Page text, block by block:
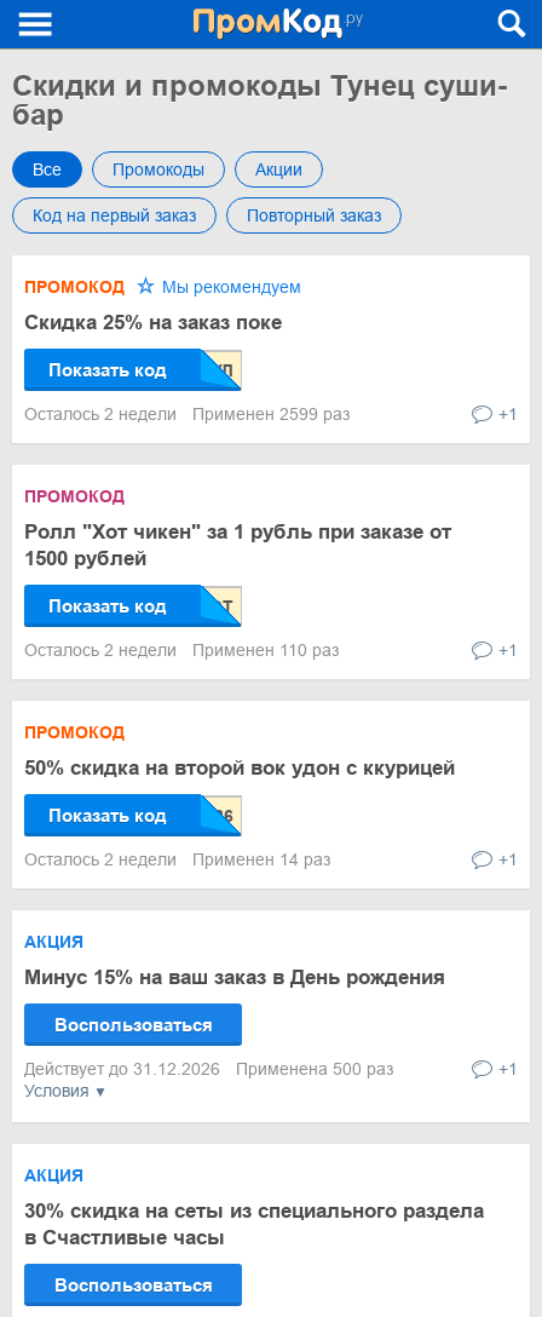
Скидки и промокоды Тунец суши-
бар
Все Промокоды Акции
Код на первый заказ Повторный заказ
ПРОМОКОД Мы рекомендуем
Скидка 25% на заказ поке
Показать код
Осталось 2 недели Применен 2599 раз +1
ПРОМОКОД
Ролл "Хот чикен" за 1 рубль при заказе от
1500 рублей
Показать код
Осталось 2 недели Применен 110 раз +1
ПРОМОКОД
50% скидка на второй вок удон с ккурицей
Показать код
Осталось 2 недели Применен 14 раз +1
Условия
АКЦИЯ
Минус 15% на ваш заказ в День рождения
Воспользоваться
Действует до 31.12.2026 Применена 500 раз +1
АКЦИЯ
30% скидка на сеты из специального раздела
в Счастливые часы
Воспользоваться